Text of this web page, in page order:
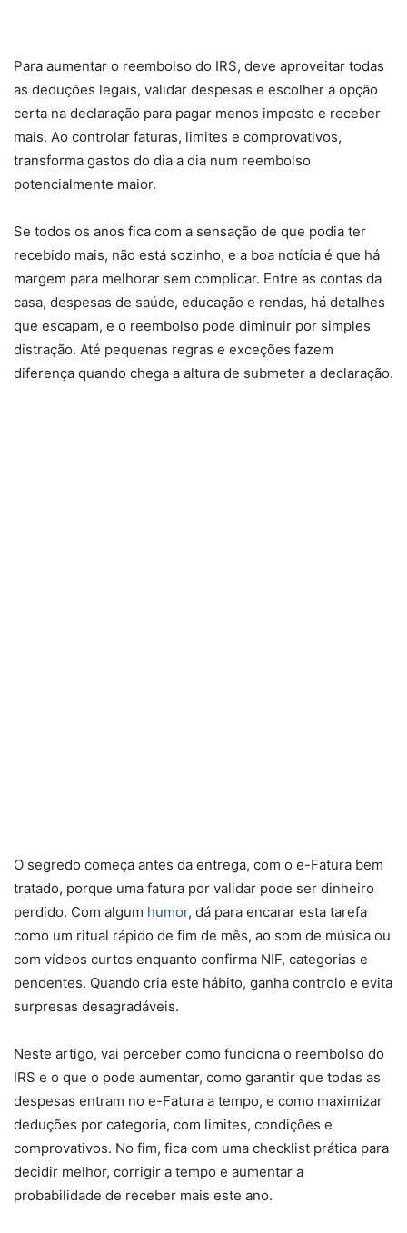
Para aumentar o reembolso do IRS, deve aproveitar todas
as deduções legais, validar despesas e escolher a opção
certa na declaração para pagar menos imposto e receber
mais. Ao controlar faturas, limites e comprovativos,
transforma gastos do dia a dia num reembolso
potencialmente maior.
Se todos os anos fica com a sensação de que podia ter
recebido mais, não está sozinho, e a boa notícia é que há
margem para melhorar sem complicar. Entre as contas da
casa, despesas de saúde, educação e rendas, há detalhes
que escapam, e o reembolso pode diminuir por simples
distração. Até pequenas regras e exceções fazem
diferença quando chega a altura de submeter a declaração.
O segredo começa antes da entrega, com o e-Fatura bem
tratado, porque uma fatura por validar pode ser dinheiro
perdido. Com algum humor, dá para encarar esta tarefa
como um ritual rápido de fim de mês, ao som de música ou
com vídeos curtos enquanto confirma NIF, categorias e
pendentes. Quando cria este hábito, ganha controlo e evita
surpresas desagradáveis.
Neste artigo, vai perceber como funciona o reembolso do
IRS e o que o pode aumentar, como garantir que todas as
despesas entram no e-Fatura a tempo, e como maximizar
deduções por categoria, com limites, condições e
comprovativos. No fim, fica com uma checklist prática para
decidir melhor, corrigir a tempo e aumentar a
probabilidade de receber mais este ano.